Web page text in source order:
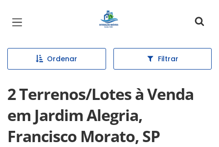
Página inicial
Ordenar Filtrar
2 Terrenos/Lotes à Venda
em Jardim Alegria,
Francisco Morato, SP